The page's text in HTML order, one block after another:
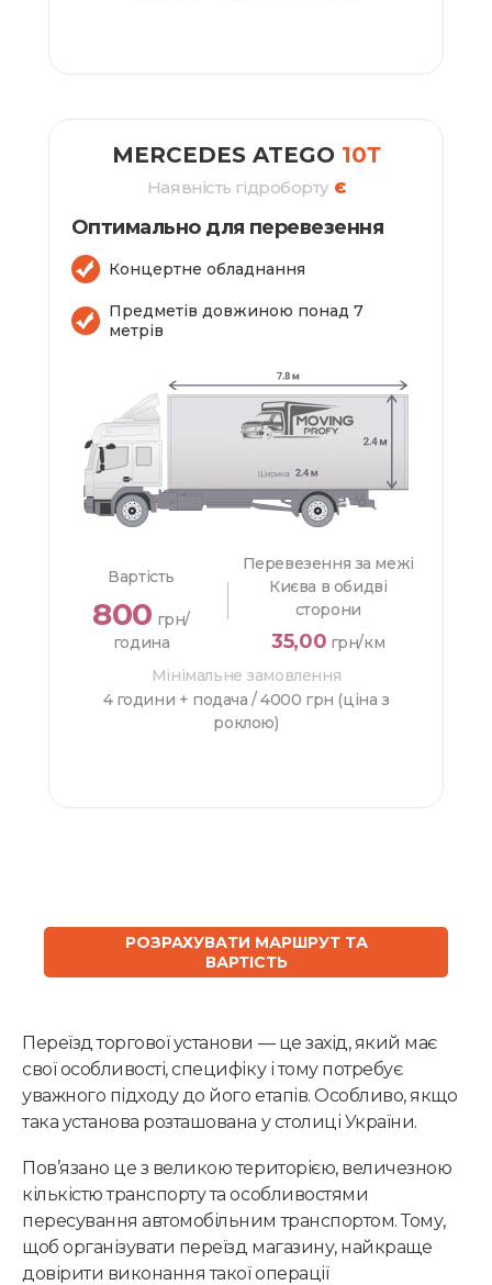
MERCEDES ATEGO 10Т
Наявність гідроборту Є
Оптимально для перевезення
Концертне обладнання
Предметів довжиною понад 7
метрів
Вартість
800 грн/
година
Перевезення за межі
Києва в обидві
сторони
35,00 грн/км
Мінімальне замовлення
4 години + подача /4000 грн (ціна з
роклою)
РОЗРАХУВАТИ МАРШРУТ ТА
ВАРТІСТЬ
Переїзд торгової установи — це захід, який має
свої особливості, специфіку і тому потребує
уважного підходу до його етапів. Особливо, якщо
така установа розташована у столиці України.
Пов’язано це з великою територією, величезною
кількістю транспорту та особливостями
пересування автомобільним транспортом. Тому,
щоб організувати переїзд магазину, найкраще
довірити виконання такої операції